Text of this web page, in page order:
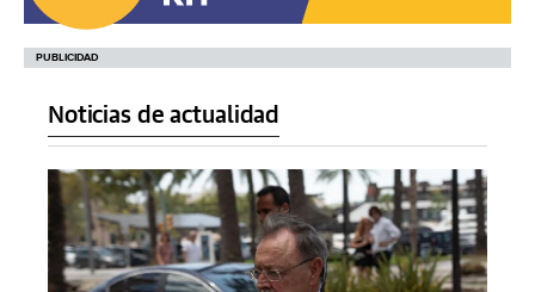
Noticias de actualidad